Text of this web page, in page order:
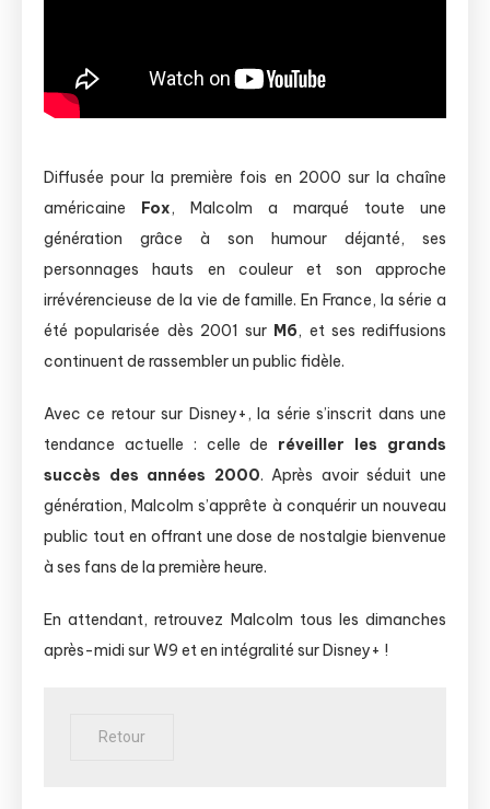
Diffusée pour la première fois en 2000 sur la chaîne
américaine
Fox, Malcolm a marqué toute une
génération grâce à son humour déjanté, ses
personnages hauts en couleur et son approche
irrévérencieuse de la vie de famille. En France, la série a
été popularisée dès 2001 sur M6, et ses rediffusions
continuent de rassembler un public fidèle.
Avec ce retour sur Disney+, la série s’inscrit dans une
tendance actuelle : celle de réveiller les grands
succès des années 2000. Après avoir séduit une
génération, Malcolm s’apprête à conquérir un nouveau
public tout en offrant une dose de nostalgie bienvenue
à ses fans de la première heure.
En attendant, retrouvez Malcolm tous les dimanches
après-midi sur W9 et en intégralité sur Disney+ !